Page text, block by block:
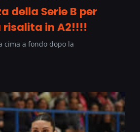
della Serie B per
risalita in A2!!!!
cima a fondo dopo la